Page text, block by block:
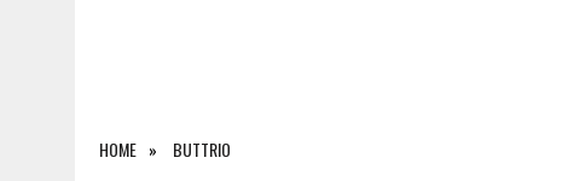
HOME BUTTRIO